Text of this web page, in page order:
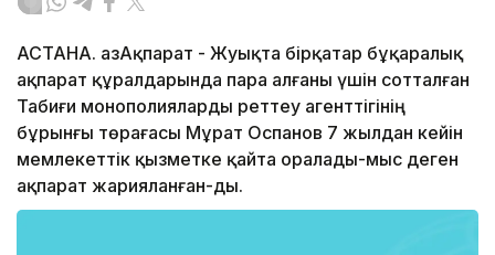
АСТАНА. ҚазАқпарат - Жуықта бірқатар бұқаралық
ақпарат құралдарында пара алғаны үшін сотталған
Табиғи монополияларды реттеу агенттігінің
бұрынғы төрағасы Мұрат Оспанов 7 жылдан кейін
мемлекеттік қызметке қайта оралады-мыс деген
ақпарат жарияланған-ды.